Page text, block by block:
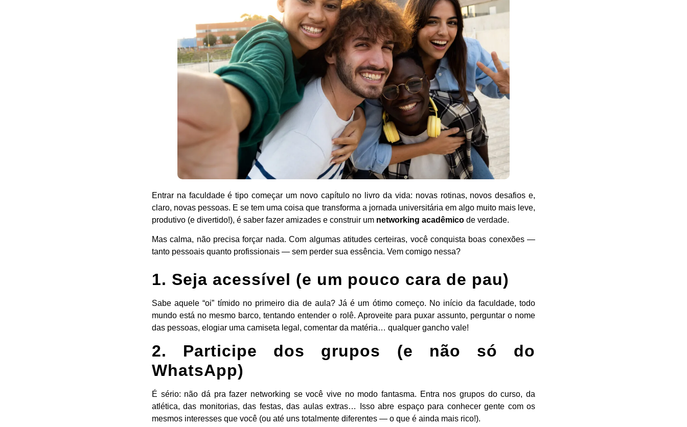
Entrar na faculdade é tipo começar um novo capítulo no livro da vida: novas rotinas, novos desafios e,
claro, novas pessoas. E se tem uma coisa que transforma a jornada universitária em algo muito mais leve,
produtivo (e divertido!), é saber fazer amizades e construir um networking acadêmico de verdade.
Mas calma, não precisa forçar nada. Com algumas atitudes certeiras, você conquista boas conexões —
tanto pessoais quanto profissionais — sem perder sua essência. Vem comigo nessa?
1. Seja acessível (e um pouco cara de pau)
Sabe aquele “oi” tímido no primeiro dia de aula? Já é um ótimo começo. No início da faculdade, todo
mundo está no mesmo barco, tentando entender o rolê. Aproveite para puxar assunto, perguntar o nome
das pessoas, elogiar uma camiseta legal, comentar da matéria… qualquer gancho vale!
2. Participe dos grupos (e não só do
WhatsApp)
É sério: não dá pra fazer networking se você vive no modo fantasma. Entra nos grupos do curso, da
atlética, das monitorias, das festas, das aulas extras… Isso abre espaço para conhecer gente com os
mesmos interesses que você (ou até uns totalmente diferentes — o que é ainda mais rico!).